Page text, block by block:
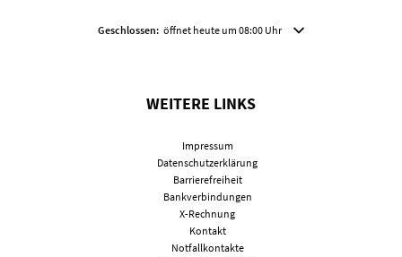
Klicken, um weitere Öffnungs- oder Schließzeiten auszublenden
Geschlossen: öffnet heute um 08:00 Uhr
WEITERE LINKS
Impressum
Datenschutzerklärung
Barrierefreiheit
Bankverbindungen
X-Rechnung
Kontakt
Notfallkontakte